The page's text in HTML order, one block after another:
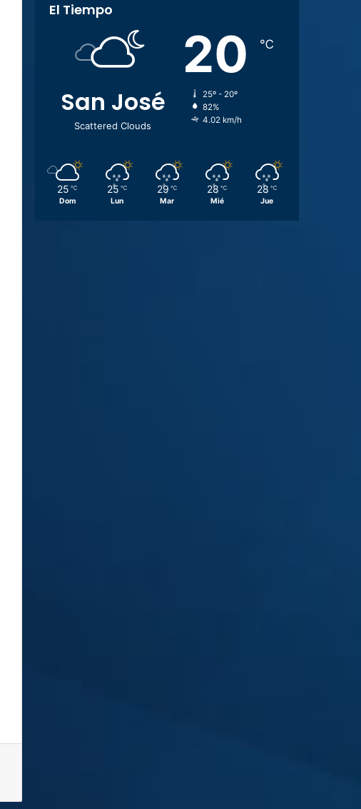
El Tiempo
San José
Scattered Clouds
20 ℃
25º - 20º
82%
4.02 km/h
25 ℃
Dom
25 ℃
Lun
29 ℃
Mar
28 ℃
Mié
28 ℃
Jue